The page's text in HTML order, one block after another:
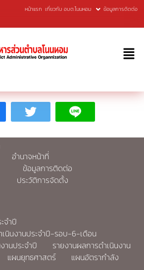
หน้าแรก เกี่ยวกับ อบต.โนนหอม ข้อมูลการติดต่อ
อำนาจหน้าที่
ข้อมูลการติดต่อ
ประวัติการจัดตั้ง
จำปี
นินงานประจำปี-รอบ-6-เดือน
านประจำปี
รายงานผลการดำเนินงาน
แผนยุทธศาสตร์
แผนอัตรากำลัง